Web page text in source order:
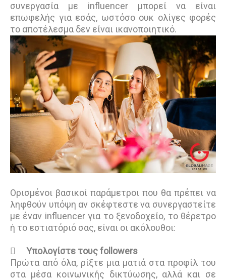
συνεργασία με influencer μπορεί να είναι
επωφελής για εσάς, ωστόσο ουκ ολίγες φορές
το αποτέλεσμα δεν είναι ικανοποιητικό.
Ορισμένοι βασικοί παράμετροι που θα πρέπει να
ληφθούν υπόψη αν σκέφτεστε να συνεργαστείτε
με έναν influencer για το ξενοδοχείο, το θέρετρο
ή το εστιατόριό σας, είναι οι ακόλουθοι:

Υπολογίστε τους followers
Πρώτα από όλα, ρίξτε μια ματιά στα προφίλ του
στα μέσα κοινωνικής δικτύωσης, αλλά και σε